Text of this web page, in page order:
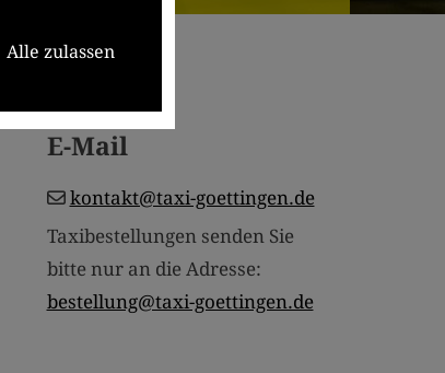
E-Mail
kontakt@taxi-goettingen.de
Taxibestellungen senden Sie
bitte nur an die Adresse:
bestellung@taxi-goettingen.de
Alle zulassen